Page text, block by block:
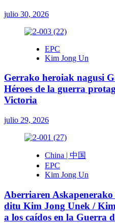
julio 30, 2026
EPC
Kim Jong Un
Gerrako heroiak nagusi
Héroes de la guerra
Victoria
julio 29, 2026
China | 中国
EPC
Kim Jong Un
Aberriaren
ditu Kim Jong Unek /
a los caídos en la Guerra